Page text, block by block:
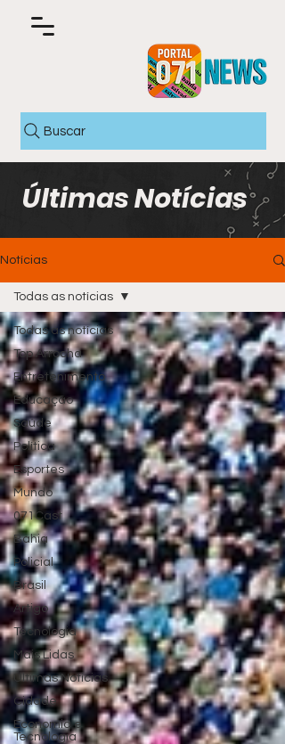
Buscar
Últimas Notícias
Notícias
Todas as notícias
Top Arrocha
Entretenimento
Educação
Saúde
Política
Esportes
Mundo
071Cast
Bahia
Policial
Brasil
Artigo
Tecnologia
Mais Lidas
Últimas Notícias
Cidade
Economia e
Tecnologia
Todas as notícias